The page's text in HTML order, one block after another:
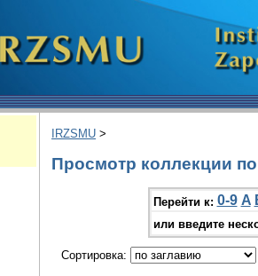
IRZSMU >
Просмотр коллекции
Перейти к: 0-9 A
или введите
Сортировка: